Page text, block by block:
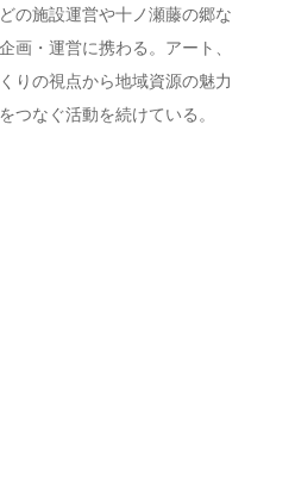
の施設運営や十ノ瀬藤の郷な
画・運営に携わる。アート、
りの視点から地域資源の魅力
つなぐ活動を続けている。